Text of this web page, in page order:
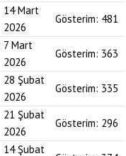
14 Mart
2026
Gösterim: 481
7 Mart
2026
Gösterim: 363
28 Şubat
2026
Gösterim: 335
21 Şubat
2026
Gösterim: 296
14 Şubat